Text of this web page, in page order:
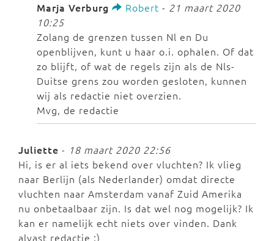
Marja Verburg Robert - 21 maart 2020
10:25
Zolang de grenzen tussen Nl en Du
openblijven, kunt u haar o.i. ophalen. Of dat
zo blijft, of wat de regels zijn als de Nls-
Duitse grens zou worden gesloten, kunnen
wij als redactie niet overzien.
Mvg, de redactie
Juliette - 18 maart 2020 22:56
Hi, is er al iets bekend over vluchten? Ik vlieg
naar Berlijn (als Nederlander) omdat directe
vluchten naar Amsterdam vanaf Zuid Amerika
nu onbetaalbaar zijn. Is dat wel nog mogelijk? Ik
kan er namelijk echt niets over vinden. Dank
alvast redactie :)